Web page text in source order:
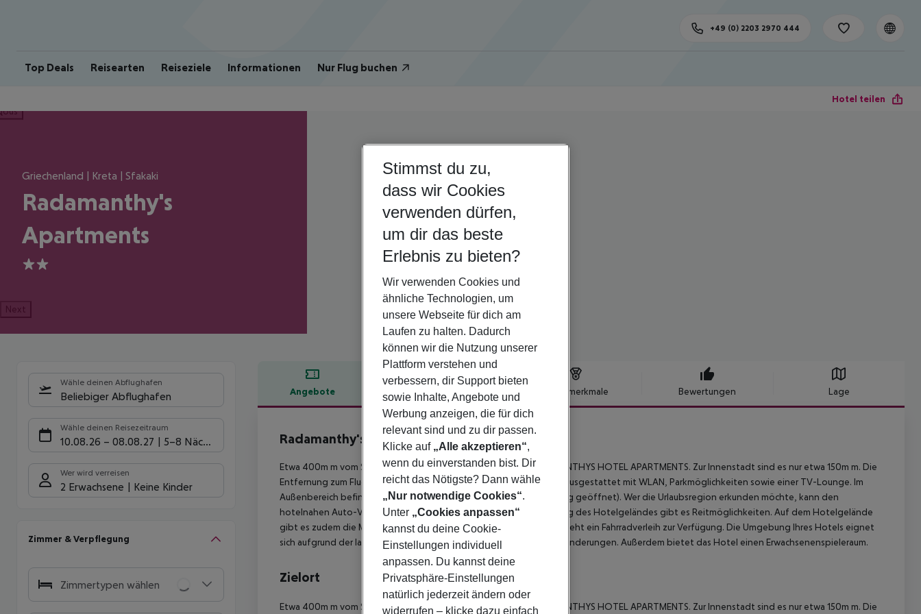
Top Deals Reisearten Reiseziele Informationen Nur Flug buchen
+49 (0) 2203 2970 444
Hotel teilen
Griechenland | Kreta | Sfakaki
Radamanthy's
Apartments
2
Next
Wähle deinen Abflughafen
Beliebiger Abflughafen
Wähle deinen Reisezeitraum
10.08.26 – 08.08.27 5-8 Nächte
Wer wird verreisen
2 Erwachsene Keine Kinder
Zimmer & Verpflegung
Zimmertypen wählen
Angebote Hotelbeschreibung Hotelmerkmale Bewertungen Lage
Hotelbeschreibung
Radamanthy's Apartments
2
Etwa 400m m vom Strand entfernt liegt das Apart-Hotel _RADAMANTHYS HOTEL APARTMENTS. Zur Innenstadt sind es nur etwa 150m m. Die
Entfernung zum Flughafen beträgt nur wenige Meter. Das Hotel ist ausgestattet mit WLAN, Parkmöglichkeiten sowie einer TV-Lounge. Im
Außenbereich befindet sich neben einem Garten ein Pool (ganzjährig geöffnet). Wer die Urlaubsregion erkunden möchte, kann den
hotelnahen Auto-Verleih nutzen.Sport und Freizeit In der Umgebung des Hotelgeländes gibt es Reitmöglichkeiten. Auf dem Hotelgelände
gibt es zudem die Möglichkeit, Billard zu spielen. Für die Radfahrer steht ein Fahrradverleih zur Verfügung. Die Umgebung Ihres Hotels eignet
sich aufgrund der landschaftlichen Schönheit auch für ausgiebige Wanderungen. Außerdem bietet das Hotel einen Erwachsenenspieleraum.
Zielort
Etwa 400m m vom Strand entfernt liegt das Apart-Hotel _RADAMANTHYS HOTEL APARTMENTS. Zur Innenstadt sind es nur etwa 150m m. Die
Stimmst du zu,
dass wir Cookies
verwenden dürfen,
um dir das beste
Erlebnis zu bieten?
Wir verwenden Cookies und
ähnliche Technologien, um
unsere Webseite für dich am
Laufen zu halten. Dadurch
können wir die Nutzung unserer
Plattform verstehen und
verbessern, dir Support bieten
sowie Inhalte, Angebote und
Werbung anzeigen, die für dich
relevant sind und zu dir passen.
Klicke auf „Alle akzeptieren“,
wenn du einverstanden bist. Dir
reicht das Nötigste? Dann wähle
„Nur notwendige Cookies“.
Unter „Cookies anpassen“
kannst du deine Cookie-
Einstellungen individuell
anpassen. Du kannst deine
Privatsphäre-Einstellungen
natürlich jederzeit ändern oder
widerrufen – klicke dazu einfach